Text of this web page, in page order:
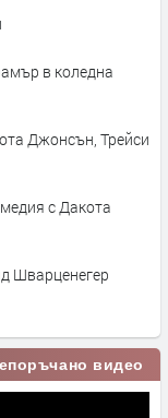
в коледна
Джонсън, Трейси
с Дакота
Шварценегер
видео